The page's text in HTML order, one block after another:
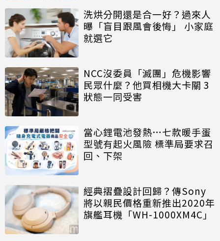
洗烘分開還是合一好？過來人
曝「盲目跟風會後悔」 小家庭
就選它
NCC沒委員「滅團」危機影響
民眾什麼？他買相機大卡關 3
狀態一同受害
當心鋰電池發熱…七款暖手蛋
型號有起火風險 標準局要求召
回、下架
經典摺疊設計回歸？傳Sony
將以親民價格重新推出2020年
旗艦耳機「WH-1000XM4C」